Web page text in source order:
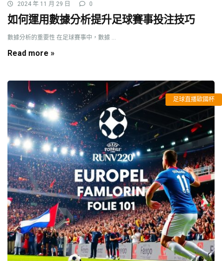
2024 年 11 月 29 日 0
如何運用數據分析提升足球賽事投注技巧
數據分析的重要性 在足球賽事中，數據 ...
Read more »
足球直播歐國杯